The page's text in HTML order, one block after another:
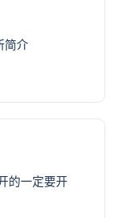
简介
的一定要开